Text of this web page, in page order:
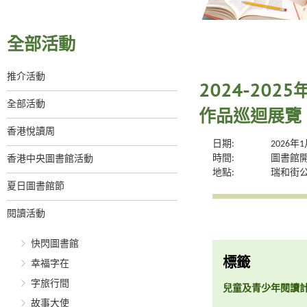
全部活動
推介活動
全部活動
香港悅讀周
香港中央圖書館活動
夏日圖書館節
閱讀活動
快閃圖書館
幸福字在
字旅行間
故事大使
2024-2025年
作品巡迴展覽
日期:
2026年
時間:
圖書館
地點:
瑞和街
標籤
兒童及青少年閱讀